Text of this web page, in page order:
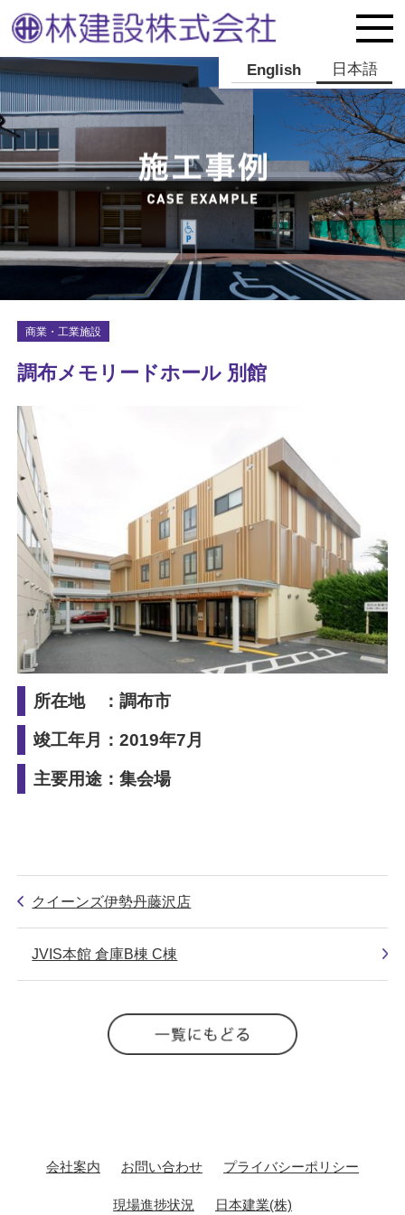
English 日本語
商業・工業施設
調布メモリードホール 別館
所在地 ：調布市
竣工年月：2019年7月
主要用途：集会場
クイーンズ伊勢丹藤沢店
JVIS本館 倉庫B棟 C棟
会社案内 お問い合わせ プライバシーポリシー
現場進捗状況 日本建業(株)